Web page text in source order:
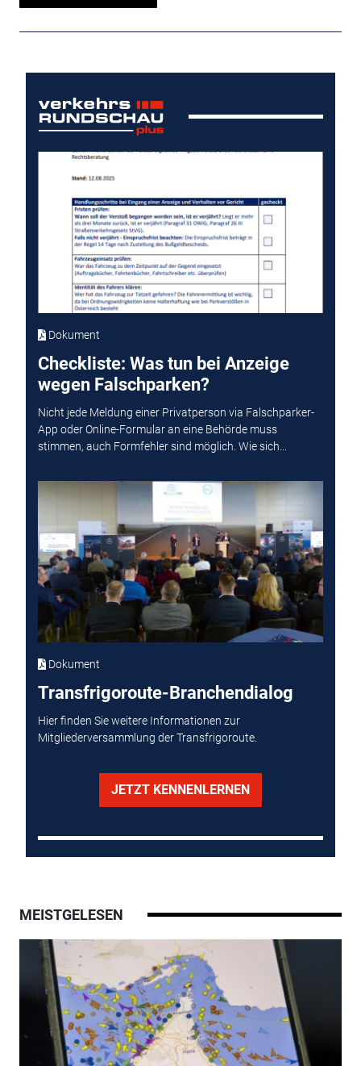
Dokument
Checkliste: Was tun bei Anzeige
wegen Falschparken?
Nicht jede Meldung einer Privatperson via Falschparker-
App oder Online-Formular an eine Behörde muss
stimmen, auch Formfehler sind möglich. Wie sich...
Dokument
Transfrigoroute-Branchendialog
Hier finden Sie weitere Informationen zur
Mitgliederversammlung der Transfrigoroute.
JETZT KENNENLERNEN
MEISTGELESEN